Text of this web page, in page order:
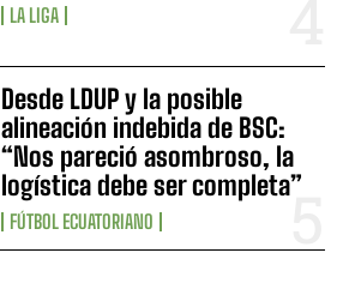
LA LIGA
Desde LDUP y la posible
alineación indebida de BSC:
“Nos pareció asombroso, la
logística debe ser completa”
FÚTBOL ECUATORIANO